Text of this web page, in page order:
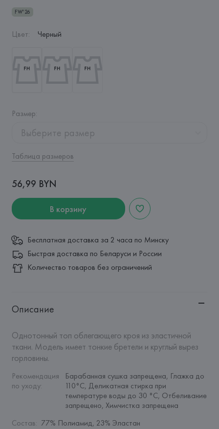
FW'26
Цвет: Черный
Размер:
Выберите размер
Таблица размеров
56,99 BYN
В корзину
Бесплатная доставка за 2 часа по Минску
Быстрая доставка по Беларуси и России
Количество товаров без ограничений
Описание
Однотонный топ облегающего кроя из эластичной
ткани. Модель имеет тонкие бретели и круглый вырез
горловины.
Рекомендация
по уходу:
Барабанная сушка запрещена, Глажка до
110°C, Деликатная стирка при
температуре воды до 30 °C, Отбеливание
запрещено, Химчистка запрещена
Состав: 77% Полиамид, 23% Эластан